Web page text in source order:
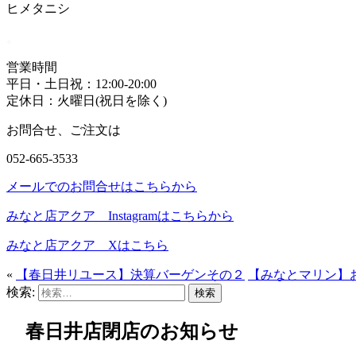
ヒメタニシ
営業時間
平日・土日祝：12:00-20:00
定休日：火曜日(祝日を除く)
お問合せ、ご注文は
052‐665‐3533
メールでのお問合せはこちらから
みなと店アクア Instagramはこちらから
みなと店アクア Xはこちら
« 【春日井リユース】決算バーゲンその２ 【みなとマリン】
検索:
春日井店閉店のお知らせ